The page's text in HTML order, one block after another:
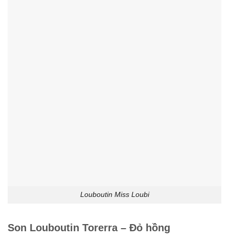
Louboutin Miss Loubi
Son Louboutin Torerra – Đỏ hồng